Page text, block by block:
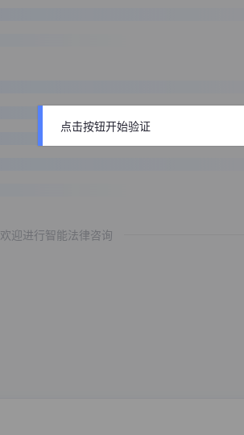
欢迎进行智能法律咨询
点击按钮开始验证